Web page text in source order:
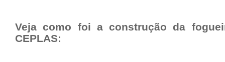
Veja como foi a construção da
CEPLAS: